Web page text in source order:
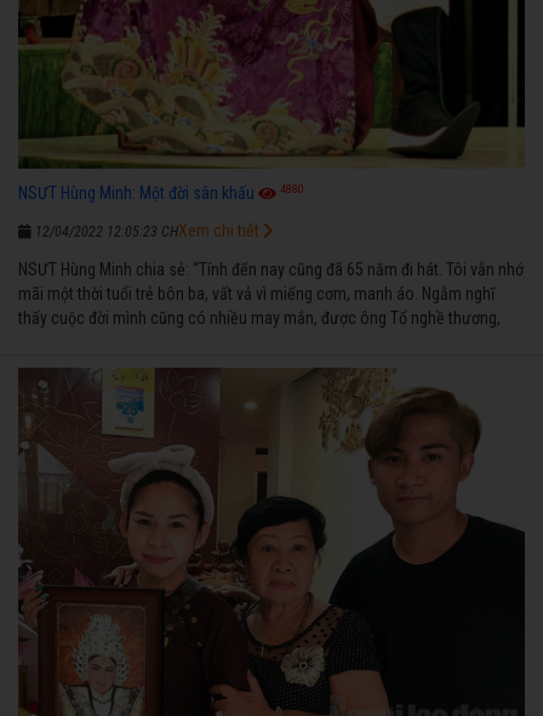
NSƯT Hùng Minh: Một đời sân khấu 4880
12/04/2022 12:05:23 CH
NSƯT Hùng Minh chia sẻ: “Tính đến nay cũng đã 65 năm đi hát. Tôi vẫn nhớ
mãi một thời tuổi trẻ bôn ba, vất vả vì miếng cơm, manh áo. Ngẫm nghĩ
thấy cuộc đời mình cũng có nhiều may mắn, được ông Tổ nghề thương,
ngược nhận được những cơ may để từng bước thành danh với nghiệp ca
diễn”.
Xem chi tiết